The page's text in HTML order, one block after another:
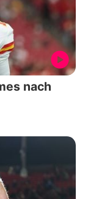
nach